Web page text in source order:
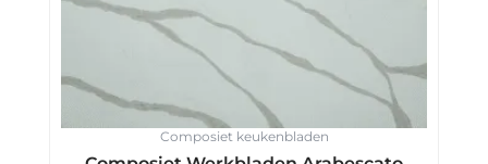
Composiet keukenbladen